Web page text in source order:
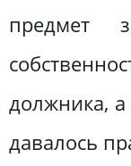
предмет
должника, а
давалось